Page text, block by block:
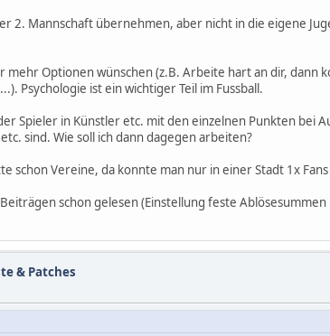
Mannschaft übernehmen, aber nicht in die eigene
Optionen wünschen (z.B. Arbeite hart an dir, dann
Psychologie ist ein wichtiger Teil im Fussball.
Spieler in Künstler etc. mit den einzelnen Punkten bei
sind. Wie soll ich dann dagegen arbeiten?
schon Vereine, da konnte man nur in einer Stadt 1x
schon gelesen (Einstellung feste
& Patches